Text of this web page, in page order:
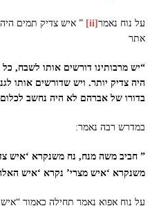
על נוח נאמר [ii]
” איש צדיק תמים
אתר
“יש מרבותינו דורשים אותו לשבח,
היה צדיק יותר. ויש שדורשים אותו
בדורו של אברהם לא היה נחשב
במדרש רבה נאמר:
” חביב משה מנח, נח משנקרא ‘איש
משנקרא ‘איש מצרי’ נקרא ‘איש
על נוח אפוא נאמר תחילה כאמור